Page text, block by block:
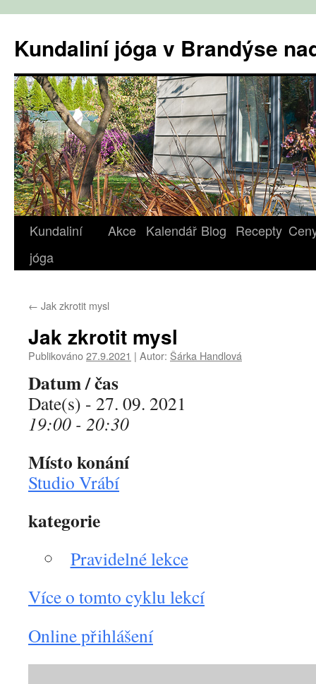
obsahu
webu
Kundaliní jóga v Brandýse
Kundaliní
jóga
Akce Kalendář Blog Recepty
← Jak zkrotit mysl
Jak zkrotit mysl
Publikováno27.9.2021 | Autor: Šárka Handlová
Datum / čas
Date(s) - 27. 09. 2021
19:00 - 20:30
Místo konání
Studio Vrábí
kategorie
Pravidelné lekce
Více o tomto cyklu lekcí
Online přihlášení